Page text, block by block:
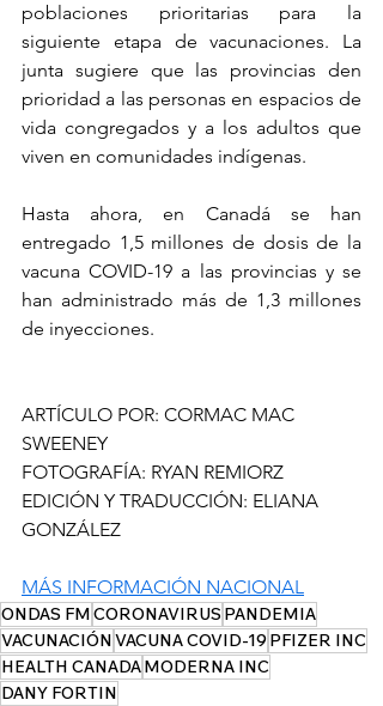
poblaciones prioritarias para la
siguiente etapa de vacunaciones. La
junta sugiere que las provincias den
prioridad a las personas en espacios de
vida congregados y a los adultos que
viven en comunidades indígenas.
Hasta ahora, en Canadá se han
entregado 1,5 millones de dosis de la
vacuna COVID-19 a las provincias y se
han administrado más de 1,3 millones
de inyecciones.
ARTÍCULO POR: CORMAC MAC
SWEENEY
FOTOGRAFÍA: RYAN REMIORZ
EDICIÓN Y TRADUCCIÓN: ELIANA
GONZÁLEZ
MÁS INFORMACIÓN NACIONAL
ONDAS FMCORONAVIRUS PANDEMIA
VACUNACIÓNVACUNA COVID-19PFIZER INC
HEALTH CANADAMODERNA INC
DANY FORTIN